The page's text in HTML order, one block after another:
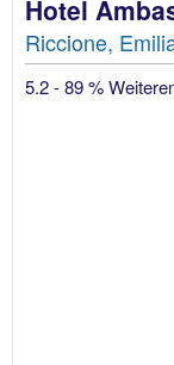
Hotel
Riccione,
5.2 - 89 %